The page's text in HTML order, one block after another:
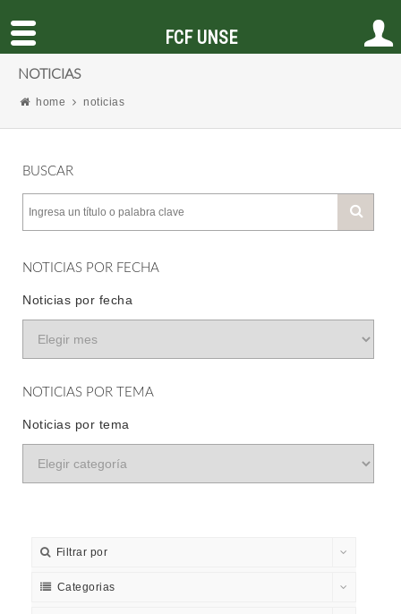
NOTICIAS
home noticias
BUSCAR
NOTICIAS POR FECHA
Noticias por fecha
NOTICIAS POR TEMA
Noticias por tema
Filtrar por
Categorias
FCF UNSE